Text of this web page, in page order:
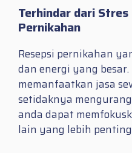
Terhindar dari
Pernikahan
Resepsi pernikahan
dan energi yang
memanfaatkan jasa
setidaknya
anda dapat
lain yang lebih